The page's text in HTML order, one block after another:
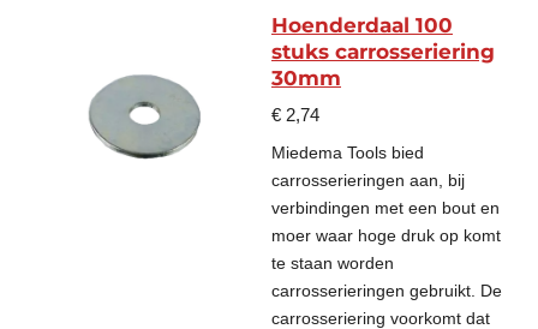
Hoenderdaal 100
stuks carrosseriering
30mm
€ 2,74
Miedema Tools bied
carrosserieringen aan, bij
verbindingen met een bout en
moer waar hoge druk op komt
te staan worden
carrosserieringen gebruikt. De
carrosseriering voorkomt dat